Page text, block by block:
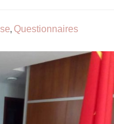
, Questionnaires